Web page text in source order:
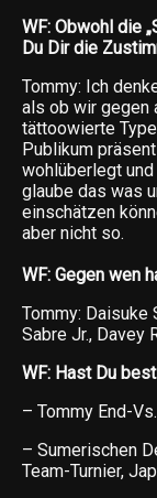
WF: Obwohl die
Du Dir die
Tommy: Ich
als ob wir gegen
tättoowierte
Publikum
wohlüberlegt
glaube das was
einschätzen
aber nicht so.
WF: Gegen wen
Tommy: Daisuke
Sabre Jr., Davey
WF: Hast Du
– Tommy End-
– Sumerischen
Team-Turnier,